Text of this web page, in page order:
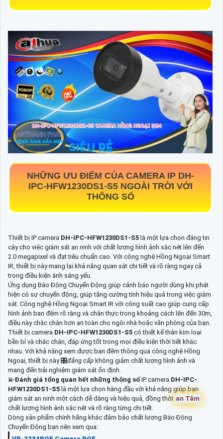
NHỮNG ƯU ĐIỂM CỦA CAMERA IP DH-
IPC-HFW1230DS1-S5 NGOÀI TRỜI VỚI
THÔNG SỐ
Thiết bị IP camera DH-IPC-HFW1230DS1-S5 là một lựa chọn đáng tin
cậy cho việc giám sát an ninh với chất lượng hình ảnh sắc nét lên đến
2.0 megapixel và đạt tiêu chuẩn cao. Với công nghệ Hồng Ngoại Smart
IR, thiết bị này mang lại khả năng quan sát chi tiết và rõ ràng ngay cả
trong điều kiện ánh sáng yếu.
Ứng dụng Báo Động Chuyển Động giúp cảnh báo người dùng khi phát
hiện có sự chuyển động, giúp tăng cường tính hiệu quả trong việc giám
sát. Công nghệ Hồng Ngoại Smart IR với công suất cao giúp cung cấp
hình ảnh ban đêm rõ ràng và chân thực trong khoảng cách lên đến 30m,
điều này chắc chắn hơn an toàn cho ngôi nhà hoặc văn phòng của bạn.
Thiết bị camera DH-IPC-HFW1230DS1-S5 có thiết kế thân kim loại
bền bỉ và chắc chắn, đáp ứng tốt trong mọi điều kiện thời tiết khác
nhau. Với khả năng xem được ban đêm thông qua công nghệ Hồng
Ngoại, thiết bị này 🎛đẳng cấp không giảm chất lượng hình ảnh và
mang đến trải nghiệm giám sát ổn định.
💫Đánh giá tổng quan hết những thông sốIP camera DH-IPC-
HFW1230DS1-S5 là một lựa chọn hàng đầu với khả năng giúp bạn
giám sát an ninh một cách dễ dàng và hiệu quả, đồng thời an Tâm
chất lượng hình ảnh sắc nét và rõ ràng từng chi tiết.
Dòng sản phẩm chính hãng khác đảm bảo chất lượng Báo Động
Chuyển Động bạn nên xem qua: